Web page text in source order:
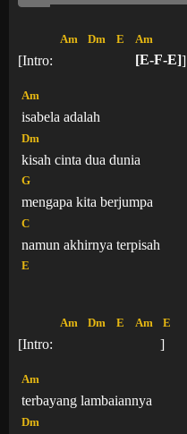
[Intro:
Am Dm E Am
[E-F-E]]
Am
isabela adalah
Dm
kisah cinta dua dunia
G
mengapa kita berjumpa
C
namun akhirnya terpisah
E
[Intro:
Am Dm E Am E
]
Am
terbayang lambaiannya
Dm